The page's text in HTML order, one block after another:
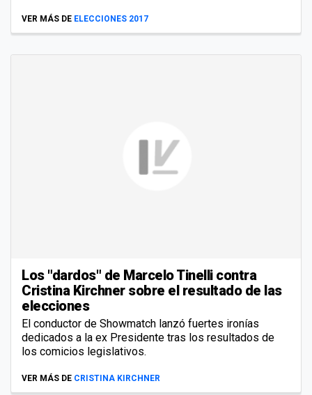
VER MÁS DE ELECCIONES 2017
Los "dardos" de Marcelo Tinelli contra
Cristina Kirchner sobre el resultado de las
elecciones
El conductor de Showmatch lanzó fuertes ironías
dedicados a la ex Presidente tras los resultados de
los comicios legislativos.
VER MÁS DE CRISTINA KIRCHNER